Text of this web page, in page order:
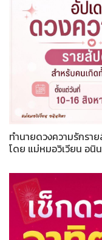
ทำนายดวงความรักรา
โดย แม่หมอวิเวียน อนิ